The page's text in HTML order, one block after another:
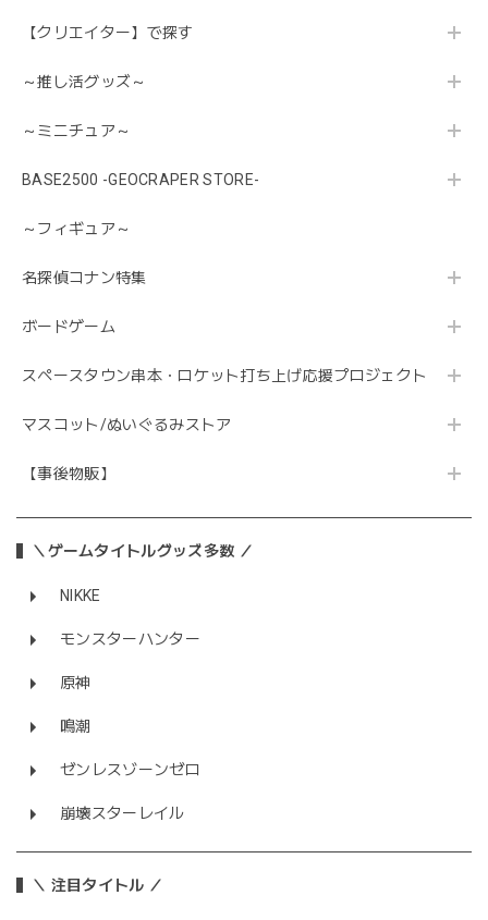
【クリエイター】で探す
～推し活グッズ～
～ミニチュア～
BASE2500 -GEOCRAPER STORE-
～フィギュア～
名探偵コナン特集
ボードゲーム
スペースタウン串本・ロケット打ち上げ応援プロジェクト
マスコット/ぬいぐるみストア
【事後物販】
＼ゲームタイトルグッズ多数 ／
NIKKE
モンスターハンター
原神
鳴潮
ゼンレスゾーンゼロ
崩壊スターレイル
＼ 注目タイトル ／